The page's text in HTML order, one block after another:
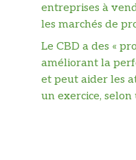
entreprises à
les marchés de
Le CBD a des «
améliorant la
et peut aider les
un exercice,